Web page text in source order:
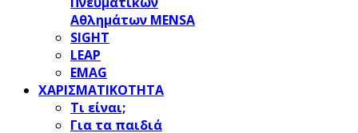
Αθλημάτων MENSA
SIGHT
LEAP
EMAG
ΧΑΡΙΣΜΑΤΙΚΟΤΗΤΑ
Τι είναι;
Για τα παιδιά